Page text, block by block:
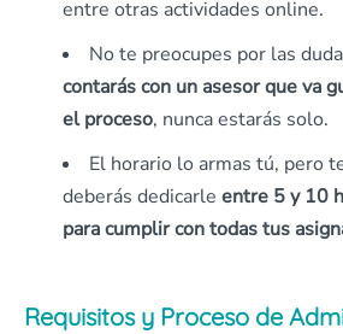
entre otras actividades online.
No te preocupes por las
contarás con un asesor que va
el proceso, nunca estarás solo.
El horario lo armas tú, pero
deberás dedicarle entre 5 y 10
para cumplir con todas tus
Requisitos y Proceso de